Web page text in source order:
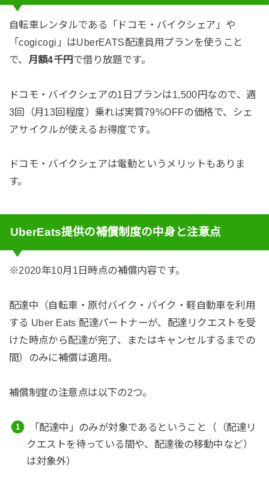
自転車レンタルである「ドコモ・バイクシェア」や
「cogicogi」はUberEATS配達員用プランを使うこと
で、 月額4千円 で借り放題です。
ドコモ・バイクシェアの1日プランは1,500円なので、週
3回（月13回程度）乗れば実質79%OFFの価格で、シェ
アサイクルが使えるお得度です。
ドコモ・バイクシェアは電動というメリットもありま
す。
UberEats提供の補償制度の中身と注意点
※2020年10月1日時点の補償内容です。
配達中（自転車・原付バイク・バイク・軽自動車を利用
する Uber Eats 配達パートナーが、配達リクエストを受
けた時点から配達が完了、またはキャンセルするまでの
間）のみに補償は適用。
補償制度の注意点は以下の2つ。
「配達中」のみが対象であるということ（（配達リ
クエストを待っている間や、配達後の移動中など）
は対象外）